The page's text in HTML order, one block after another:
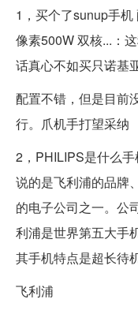
1，买个了sunup手
像素500W 双核...：
话真心不如买只诺基
配置不错，但是目前
行。爪机手打望采纳
2，PHILIPS是什么
说的是飞利浦的品牌
的电子公司之一。公
利浦是世界第五大手
其手机特点是超长待
飞利浦